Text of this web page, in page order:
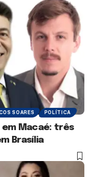
SOARES POLÍTICA
em Macaé: três
Brasília